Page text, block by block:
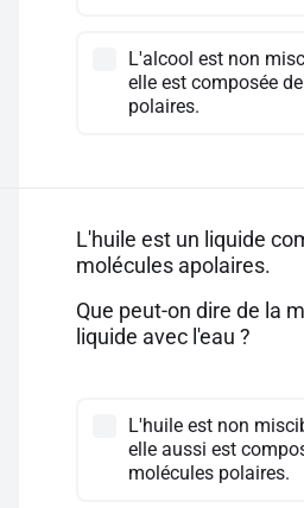
L'alcool est non
elle est composée
polaires.
L'huile est un liquide
molécules apolaires.
Que peut-on dire de la
liquide avec l'eau ?
L'huile est non
elle aussi est
molécules polaires.